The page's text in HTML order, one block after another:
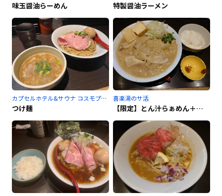
味玉醤油らーめん 特製醤油ラーメン
カプセルホテル&サウナ コスモプラザ赤羽のサ活
つけ麺
喜楽湯のサ活
【限定】とん汁らぁめん＋半ライス